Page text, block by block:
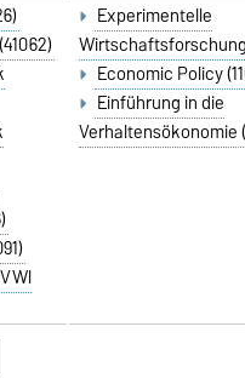
Experimentelle
Wirtschaftsforschung
Economic Policy
Einführung in die
Verhaltensökonomie